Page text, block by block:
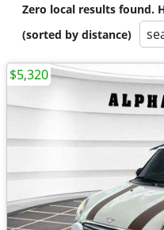
Zero local results found.
(sorted by distance)
$5,320